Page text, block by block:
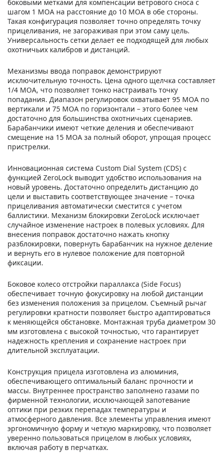
боковыми метками для компенсации ветрового сноса с
шагом 1 MOA на расстояние до 10 MOA в обе стороны.
Такая конфигурация позволяет точно определять точку
прицеливания, не загораживая при этом саму цель.
Универсальность сетки делает ее подходящей для любых
охотничьих калибров и дистанций.
Механизмы ввода поправок демонстрируют
исключительную точность. Цена одного щелчка составляет
1/4 MOA, что позволяет тонко настраивать точку
попадания. Диапазон регулировок охватывает 95 MOA по
вертикали и 75 MOA по горизонтали – этого более чем
достаточно для большинства охотничьих сценариев.
Барабанчики имеют четкие деления и обеспечивают
смещение на 15 MOA за полный оборот, упрощая процесс
пристрелки.
Инновационная система Custom Dial System (CDS) с
функцией ZeroLock выводит удобство использования на
новый уровень. Достаточно определить дистанцию до
цели и выставить соответствующее значение – точка
прицеливания автоматически сместится с учетом
баллистики. Механизм блокировки ZeroLock исключает
случайное изменение настроек в полевых условиях. Для
внесения поправок достаточно нажать кнопку
разблокировки, повернуть барабанчик на нужное деление
и вернуть его в нулевое положение для повторной
фиксации.
Боковое колесо отстройки параллакса (Side Focus)
обеспечивает точную фокусировку на любой дистанции
без изменения положения за прицелом. Съемный рычаг
регулировки кратности позволяет быстро адаптироваться
к меняющейся обстановке. Монтажная труба диаметром 30
мм изготовлена с высокой точностью, что гарантирует
надежность крепления и сохранение настроек при
длительной эксплуатации.
Конструкция прицела изготовлена из алюминия,
обеспечивающего оптимальный баланс прочности и
массы. Внутреннее пространство заполнено газами по
фирменной технологии, исключающей запотевание
оптики при резких перепадах температуры и
атмосферного давления. Все элементы управления имеют
эргономичную форму и четкую маркировку, что позволяет
уверенно пользоваться прицелом в любых условиях,
включая работу в перчатках.